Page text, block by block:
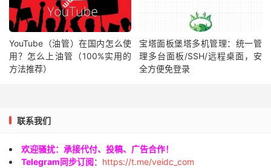
YouTube（油管）在国内怎么使
用？怎么上油管（100%实用的
方法推荐）
宝塔面板堡塔多机管理：统一管
理多台面板/SSH/远程桌面，安
全方便免登录
联系我们
欢迎骚扰：承接代付、投稿、广告合作！
Telegram同步订阅： https://t.me/veidc_com